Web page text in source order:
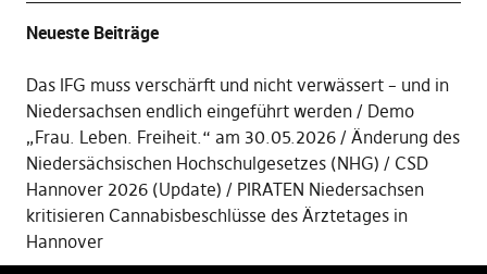
Neueste Beiträge
Das IFG muss verschärft und nicht verwässert – und in
Niedersachsen endlich eingeführt werden
Demo
„Frau. Leben. Freiheit.“ am 30.05.2026
Änderung des
Niedersächsischen Hochschulgesetzes (NHG)
CSD
Hannover 2026 (Update)
PIRATEN Niedersachsen
kritisieren Cannabisbeschlüsse des Ärztetages in
Hannover